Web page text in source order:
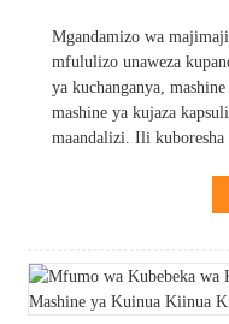
Mgandamizo wa
mfululizo unaweza
ya kuchanganya,
mashine ya kujaza
maandalizi. Ili